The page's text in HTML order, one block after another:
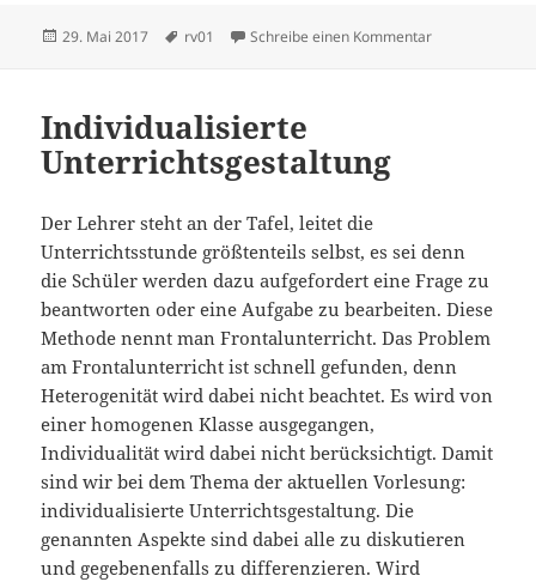
Veröffentlicht
29. Mai 2017 Schlagwörter
rv01 Schreibe einen Kommentarzu Vorlesung 1
Individualisierte
Unterrichtsgestaltung
Der Lehrer steht an der Tafel, leitet die
Unterrichtsstunde größtenteils selbst, es sei denn
die Schüler werden dazu aufgefordert eine Frage zu
beantworten oder eine Aufgabe zu bearbeiten. Diese
Methode nennt man Frontalunterricht. Das Problem
am Frontalunterricht ist schnell gefunden, denn
Heterogenität wird dabei nicht beachtet. Es wird von
einer homogenen Klasse ausgegangen,
Individualität wird dabei nicht berücksichtigt. Damit
sind wir bei dem Thema der aktuellen Vorlesung:
individualisierte Unterrichtsgestaltung. Die
genannten Aspekte sind dabei alle zu diskutieren
und gegebenenfalls zu differenzieren. Wird